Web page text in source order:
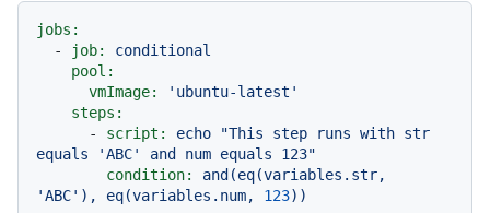
jobs:
-
job:
conditional
pool:
vmImage:
'ubuntu-latest'
steps:
-
script: echo
"This step runs with str
equals 'ABC' and num equals 123"
condition:
and(eq(variables.str,
'ABC' ), eq(variables.num, 123))